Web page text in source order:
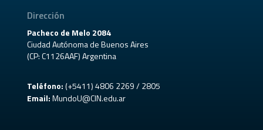
Dirección
Pacheco de Melo 2084
Ciudad Autónoma de Buenos Aires
(CP: C1126AAF) Argentina
Teléfono:(+5411) 4806 2269 / 2805
Email: MundoU@CIN.edu.ar